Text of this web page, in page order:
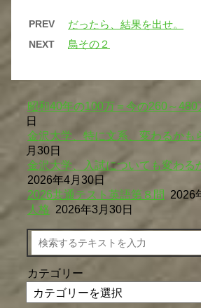
PREV だったら、結果を出せ。
NEXT 鳥その２
昭和40年の100万＝今の260～480
日
金沢大学、特に文系、変わるかも
月30日
金沢大学、入試についても変わる
2026年4月30日
2026共通テスト英語第８問
2026
人格 2026年3月30日
カテゴリー